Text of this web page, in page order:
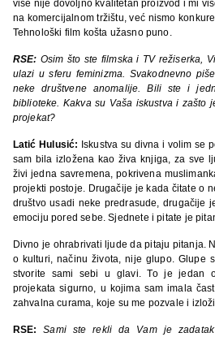
više nije dovoljno kvalitetan proizvod i mi
na komercijalnom tržištu, već nismo
Tehnološki film košta užasno puno.
RSE: Osim što ste filmska i TV režiserka,
ulazi u sferu feminizma. Svakodnevno
neke društvene anomalije. Bili ste i
biblioteke. Kakva su Vaša iskustva i zašto
projekat?
Latić Hulusić: Iskustva su divna i volim se
sam bila izložena kao živa knjiga, za sve
živi jedna savremena, pokrivena
projekti postoje. Drugačije je kada čitate o
društvo usadi neke predrasude, drugačije
emociju pored sebe. Sjednete i pitate je
Divno je ohrabrivati ljude da pitaju pitanja.
o kulturi, načinu života, nije glupo. Glupe
stvorite sami sebi u glavi. To je jedan
projekata sigurno, u kojima sam imala
zahvalna curama, koje su me pozvale i
RSE:
Sami ste rekli da Vam je